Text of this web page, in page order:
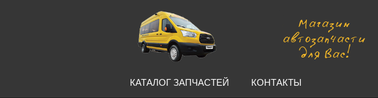
КАТАЛОГ ЗАПЧАСТЕЙ КОНТАКТЫ